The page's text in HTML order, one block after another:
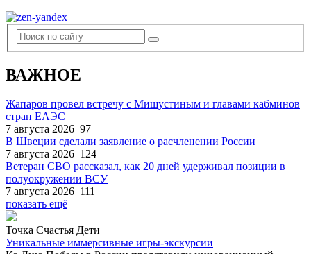
ВАЖНОЕ
Жапаров провел встречу с Мишустиным и главами кабминов
стран ЕАЭС
7 августа 2026 97
В Швеции сделали заявление о расчленении России
7 августа 2026 124
Ветеран СВО рассказал, как 20 дней удерживал позиции в
полуокружении ВСУ
7 августа 2026 111
показать ещё
Точка Счастья Дети
Уникальные иммерсивные игры-экскурсии